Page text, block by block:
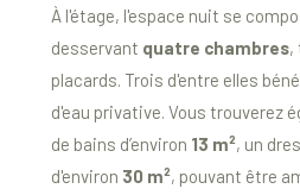
À l'étage, l'espace nuit se
desservant quatre chambres,
placards. Trois d'entre elles
d'eau privative. Vous trouverez
de bains d’environ 13 m², un
d'environ 30 m², pouvant être